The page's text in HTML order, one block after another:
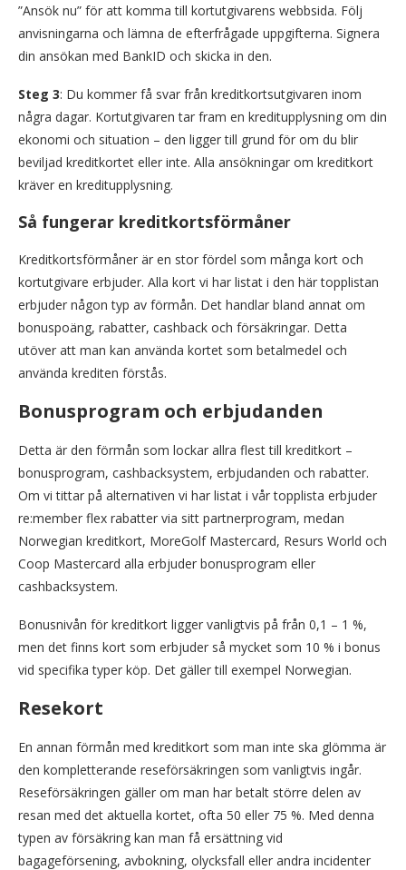
”Ansök nu” för att komma till kortutgivarens webbsida. Följ
anvisningarna och lämna de efterfrågade uppgifterna. Signera
din ansökan med BankID och skicka in den.
Steg 3: Du kommer få svar från kreditkortsutgivaren inom
några dagar. Kortutgivaren tar fram en kreditupplysning om din
ekonomi och situation – den ligger till grund för om du blir
beviljad kreditkortet eller inte. Alla ansökningar om kreditkort
kräver en kreditupplysning.
Så fungerar kreditkortsförmåner
Kreditkortsförmåner är en stor fördel som många kort och
kortutgivare erbjuder. Alla kort vi har listat i den här topplistan
erbjuder någon typ av förmån. Det handlar bland annat om
bonuspoäng, rabatter, cashback och försäkringar. Detta
utöver att man kan använda kortet som betalmedel och
använda krediten förstås.
Bonusprogram och erbjudanden
Detta är den förmån som lockar allra flest till kreditkort –
bonusprogram, cashbacksystem, erbjudanden och rabatter.
Om vi tittar på alternativen vi har listat i vår topplista erbjuder
re:member flex rabatter via sitt partnerprogram, medan
Norwegian kreditkort, MoreGolf Mastercard, Resurs World och
Coop Mastercard alla erbjuder bonusprogram eller
cashbacksystem.
Bonusnivån för kreditkort ligger vanligtvis på från 0,1 – 1 %,
men det finns kort som erbjuder så mycket som 10 % i bonus
vid specifika typer köp. Det gäller till exempel Norwegian.
Resekort
En annan förmån med kreditkort som man inte ska glömma är
den kompletterande reseförsäkringen som vanligtvis ingår.
Reseförsäkringen gäller om man har betalt större delen av
resan med det aktuella kortet, ofta 50 eller 75 %. Med denna
typen av försäkring kan man få ersättning vid
bagageförsening, avbokning, olycksfall eller andra incidenter